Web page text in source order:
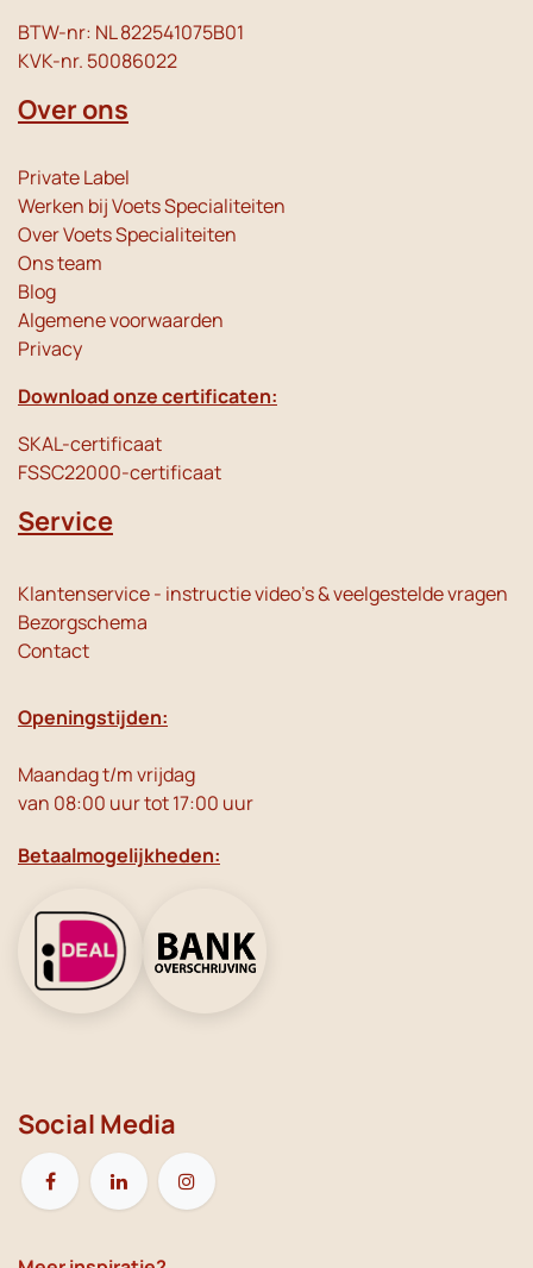
BTW-nr: NL 822541075B01
KVK-nr. 50086022
Over ons
Private Label
Werken bij Voets Specialiteiten
Over Voets Specialiteiten
Ons team
Blog
Algemene voorwaarden
Privacy
Download onze certificaten:
SKAL-certificaat
FSSC22000-certificaat
Service
Klantenservice - instructie video's & veelgestelde vragen
Bezorgschema
Contact
Openingstijden:
Maandag t/m vrijdag
van 08:00 uur tot 17:00 uur
Betaalmogelijkheden:
Social Media